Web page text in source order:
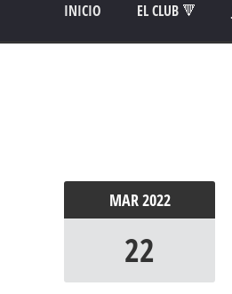
INICIO EL CLUB 🔻
MAR2022
22